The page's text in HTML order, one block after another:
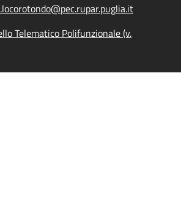
Telematico Polifunzionale (v.